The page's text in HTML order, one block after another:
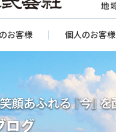
お客様 個人のお客様